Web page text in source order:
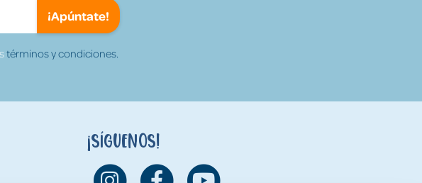
¡Apúntate!
términos y condiciones.
¡Síguenos!